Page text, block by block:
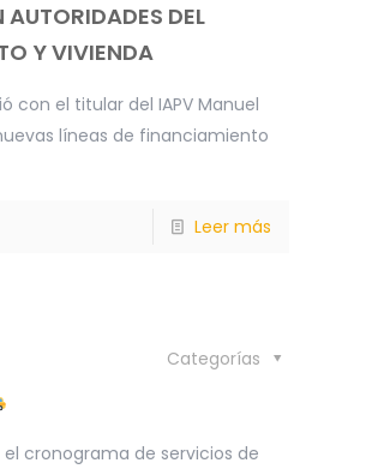
DEL
Y VIVIENDA
con el titular del IAPV Manuel
líneas de financiamiento
Leer más
Categorías
cronograma de servicios de